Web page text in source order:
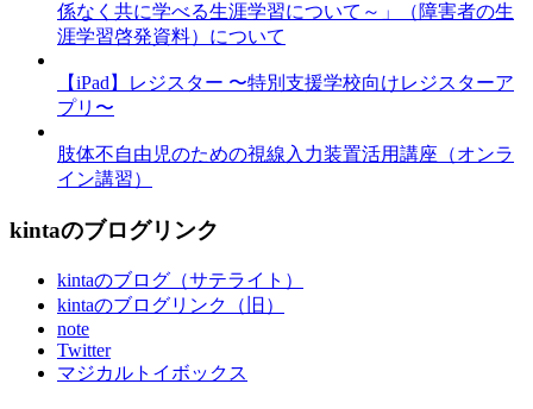
係なく共に学べる生涯学習について～」（障害者の生
涯学習啓発資料）について
【iPad】レジスター 〜特別支援学校向けレジスターア
プリ〜
肢体不自由児のための視線入力装置活用講座（オンラ
イン講習）
kintaのブログリンク
kintaのブログ（サテライト）
kintaのブログリンク（旧）
note
Twitter
マジカルトイボックス